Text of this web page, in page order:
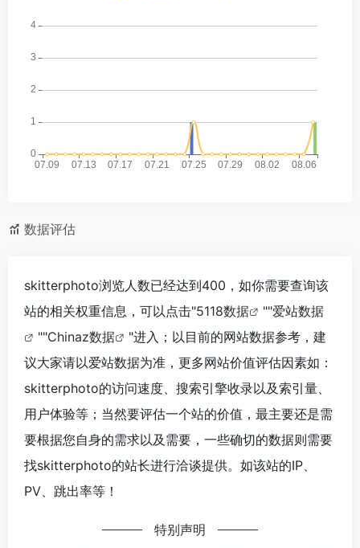
数据评估
skitterphoto浏览人数已经达到400，如你需要查询该
站的相关权重信息，可以点击"5118数据 ""爱站数据
""Chinaz数据
"进入；以目前的网站数据参考，建
议大家请以爱站数据为准，更多网站价值评估因素如：
skitterphoto的访问速度、搜索引擎收录以及索引量、
用户体验等；当然要评估一个站的价值，最主要还是需
要根据您自身的需求以及需要，一些确切的数据则需要
找skitterphoto的站长进行洽谈提供。如该站的IP、
PV、跳出率等！
特别声明